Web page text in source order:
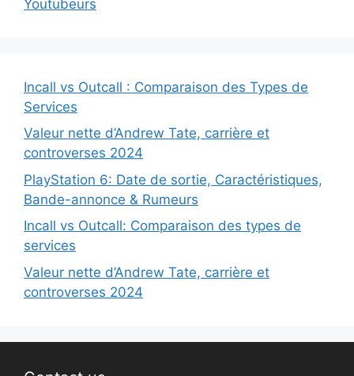
Youtubeurs
Incall vs Outcall : Comparaison des Types de
Services
Valeur nette d’Andrew Tate, carrière et
controverses 2024
PlayStation 6: Date de sortie, Caractéristiques,
Bande-annonce & Rumeurs
Incall vs Outcall: Comparaison des types de
services
Valeur nette d’Andrew Tate, carrière et
controverses 2024